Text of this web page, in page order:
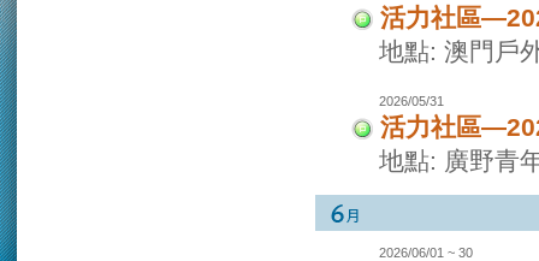
活力社區
地點: 澳門戶
2026/05/31
活力社區
地點: 廣野青
2026/06/01 ~ 30